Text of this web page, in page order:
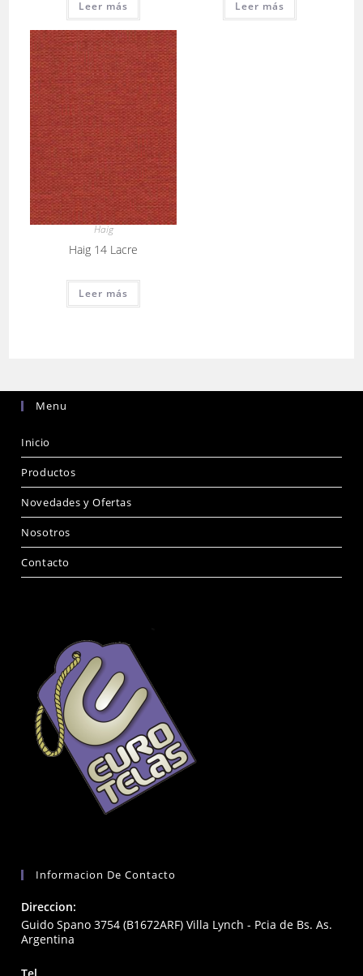
Leer más Leer más
Haig
Haig 14 Lacre
Leer más
Menu
Inicio
Productos
Novedades y Ofertas
Nosotros
Contacto
Informacion De Contacto
Direccion:
Guido Spano 3754 (B1672ARF) Villa Lynch - Pcia de Bs. As.
Argentina